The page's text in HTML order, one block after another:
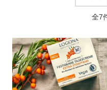
全7